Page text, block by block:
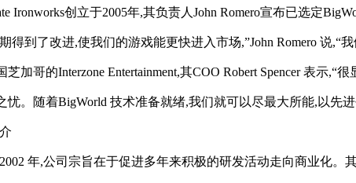
Ironworks创立于2005年,其负责人John Romero宣布已选定
得到了改进,使我们的游戏能更快进入市场,”John Romero 说
加哥的Interzone Entertainment,其COO Robert Spencer 表示
忧。随着BigWorld 技术准备就绪,我们就可以尽最大所能,以先
年,公司宗旨在于促进多年来积极的研发活动走向商业化。